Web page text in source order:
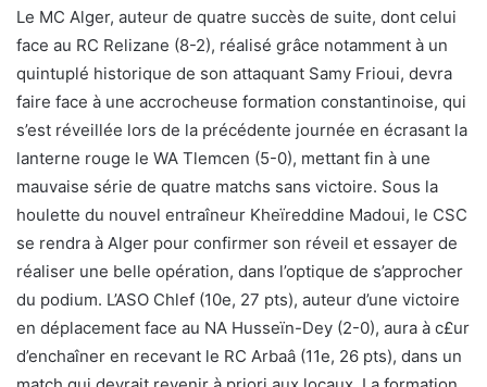
Le MC Alger, auteur de quatre succès de suite, dont celui
face au RC Relizane (8-2), réalisé grâce notamment à un
quintuplé historique de son attaquant Samy Frioui, devra
faire face à une accrocheuse formation constantinoise, qui
s’est réveillée lors de la précédente journée en écrasant la
lanterne rouge le WA Tlemcen (5-0), mettant fin à une
mauvaise série de quatre matchs sans victoire. Sous la
houlette du nouvel entraîneur Kheïreddine Madoui, le CSC
se rendra à Alger pour confirmer son réveil et essayer de
réaliser une belle opération, dans l’optique de s’approcher
du podium. L’ASO Chlef (10e, 27 pts), auteur d’une victoire
en déplacement face au NA Husseïn-Dey (2-0), aura à c£ur
d’enchaîner en recevant le RC Arbaâ (11e, 26 pts), dans un